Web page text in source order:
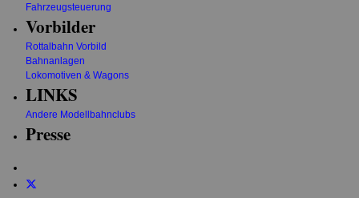
Fahrzeugsteuerung
Vorbilder
Rottalbahn Vorbild
Bahnanlagen
Lokomotiven & Wagons
LINKS
Andere Modellbahnclubs
Presse